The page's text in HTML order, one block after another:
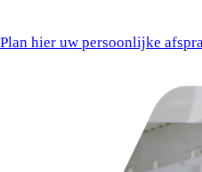
Plan hier uw persoonlijke